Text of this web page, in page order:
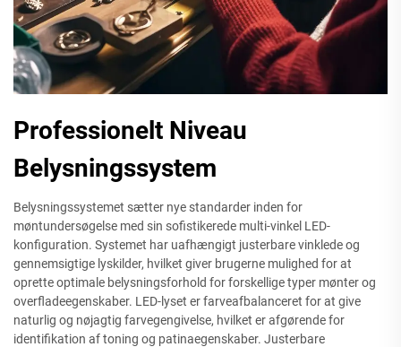
Professionelt Niveau
Belysningssystem
Belysningssystemet sætter nye standarder inden for
møntundersøgelse med sin sofistikerede multi-vinkel LED-
konfiguration. Systemet har uafhængigt justerbare vinklede og
gennemsigtige lyskilder, hvilket giver brugerne mulighed for at
oprette optimale belysningsforhold for forskellige typer mønter og
overfladeegenskaber. LED-lyset er farveafbalanceret for at give
naturlig og nøjagtig farvegengivelse, hvilket er afgørende for
identifikation af toning og patinaegenskaber. Justerbare